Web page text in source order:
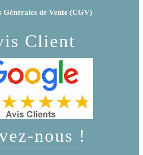
Générales de Vente (CGV)
Client
nous !